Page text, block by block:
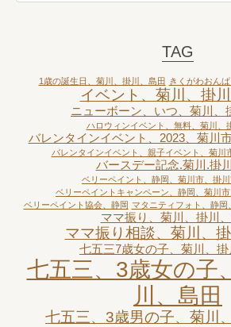
TAG
1歳の誕生日、菊川、掛川、島田 きくがわおん
イベント、菊川、掛
ニューボーン、いつ、菊川、
ハロウィンイベント、無料、菊川、
バレンタインイベント、2023、菊川
バレンタインイベント、親子イベント、菊川
バースデー記念.菊川.掛
ベリーペイント、静岡、菊川市、掛
ベリーペイントキャンペーン、静岡、菊川
ベリーペイント協会、静岡 マタニティフォト、静
ママ振り、菊川、掛川
ママ振り相談、菊川、
七五三7歳女の子、菊川、掛
七五三、3歳女の子
川、島田
七五三、3歳男の子、菊川